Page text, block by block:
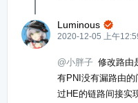
Luminous 
2020-12-05 上午
@小胖子 修改路由
有PNI没有漏路由
过HE的链路间接实